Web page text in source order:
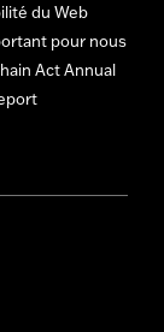
du Web
pour nous
Act Annual